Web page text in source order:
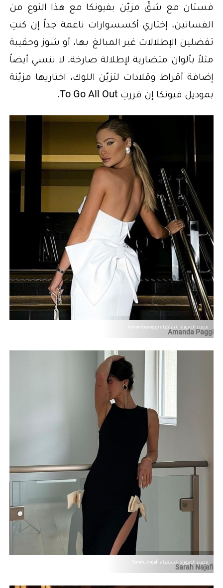
فستان مع شقّ مزيّن بفيونكا مع هذا النوع من
الفساتين، إختاري أكسسوارات ناعمة جداً إن كنتِ
تفضلين الإطلالات غير المبالغ بها، أو شوز وحقيبة
مثلاً بألوان متضاربة لإطلالة صارخة. لا تنسي أيضاً
إضافة أقراط وقلادات لتزيّن اللوك، اختاريها مزيّنة
بموديل فيونكا إن قررتِ To Go All Out.
مصدر الصورة: إنستقرام Amandapaggi
Amanda Paggi
مصدر الصورة: إنستقرام Sarah_najafi
Sarah Najafi